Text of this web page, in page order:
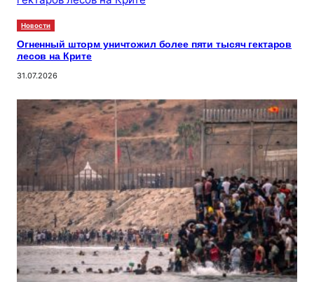
Новости
Огненный шторм уничтожил более пяти тысяч гектаров
лесов на Крите
31.07.2026